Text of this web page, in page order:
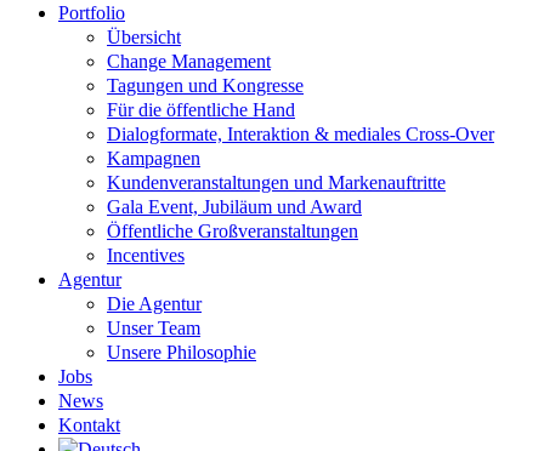
Portfolio
Übersicht
Change Management
Tagungen und Kongresse
Für die öffentliche Hand
Dialogformate, Interaktion & mediales Cross-Over
Kampagnen
Kundenveranstaltungen und Markenauftritte
Gala Event, Jubiläum und Award
Öffentliche Großveranstaltungen
Incentives
Agentur
Die Agentur
Unser Team
Unsere Philosophie
Jobs
News
Kontakt